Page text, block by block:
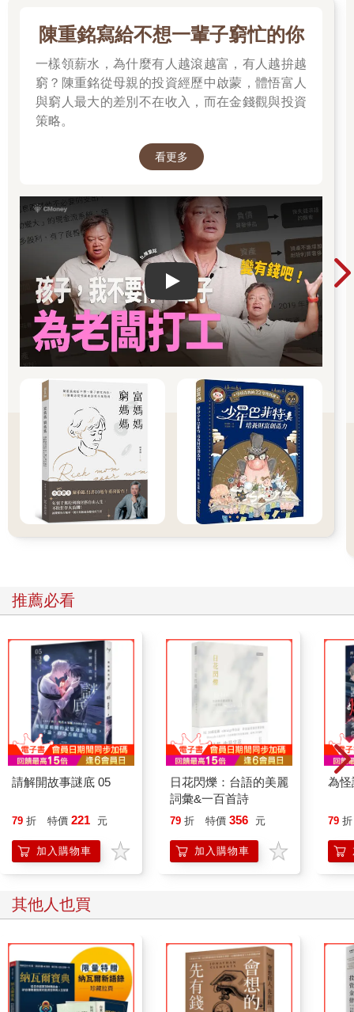
新環境。我養成了在特定環境中追求特定目標的習慣，等到目標
達成，環境已經改變，但習慣依舊。
喬根森知道他已經在他的職涯攀上新高，卻沒有重新評估自己的
機會成本，他仍然依循舊法則，沒有改採新法則。這就好比我還
在花時間撿空罐頭，明明拿那些時間和心力來撰寫部落格文章，
所幸，這個問題有解決之法，就是經常重新評估你的機會成本。
換言之，謹記饒舌歌手肥仔喬（Fat Joe）說的那句：「今日的價
price）。你以前的賺錢之道，未必適用於當下。可是，我們如何
知道自己的機會成本已經改變了呢？這跟財富階梯有何關係？
上一章，我們討論支出與財富階梯的交集時，使用了「0.01% 法
則」，這法則可以指引我們如何沿著財富階梯向上而增加支出。
但說到賺錢，標準就必須更嚴格。在第1 階（
若一個特定的收入機會能使你的淨資產至少提高1%，那就值得去
做，否則，就果斷放棄，我們把這稱為「1% 法則」（1%
Rule）。1%法則的概念來自前面提到的那篇艾瑞克．喬根森撰寫
的部落格文章，喬根森在那篇文章中也討論到我的財富階梯架
構，以及應用於你的職涯的方法。使用1% 法則，以下是你沿著財
● 第1 階：＜ 1 萬美元（約台幣30 萬元）：時薪工作：10 ∼ 100
美元（依據台灣最低薪資，時薪約台幣200 ∼ 3,000 元）
● 第2 階：1 萬∼ 10 萬美元（約台幣30 萬∼ 300 萬元）：高技能
工作：100 ∼ 1,000 美元（約台幣3,000 ∼ 3 萬元）
● 第3 階：10 萬∼ 100 萬美元（約台幣300 萬∼ 3,000 萬元）：職
業上的晉陞；副業；小額投資：1,000 ∼ 1 萬美元（約台幣3萬∼
30 萬元）
● 第4 階：100 萬∼ 1,000 萬美元（約台幣3,000 萬∼ 3 億元）：
業；大型投資：10 萬∼ 100 萬美元（約台幣300 萬∼ 3,000萬元）
● 第6 階：1 億美元以上（約台幣30 億元以上）：創建一個企
業；重大投資：100 萬美元以上（約台幣3,000 萬元以上）
你可以看到，隨著你在財富階梯上向上攀升，你拒絕的收入機會
類型會逐漸增加。若你處於第1 階，你可能會為了50 或100 美元
而考慮去接個臨時工，但等你攀升至第2 階（以及更高階）後，
就應該把重心放在更有價值的賺錢機會。
當你沿著財富階梯向上走，還會注意到的第二個變化是，你花較
少的時間在為賺錢而工作，花更多時間在讓錢為你工作。這包括
創業，就是僱用人協助累積財富；還有投資，就是用錢去賺錢。
讓我們簡要敘述在財富階梯的各階層的賺錢決策變化狀況。
從第1 階攀升至第2 階（1 萬∼ 10 萬美元）後，你的重心應該從
更努力工作轉為更聰明工作。雖然打零工和第二份工作能幫助你
脫離第1 階，卻無法幫助你突破第2 階，因此，在第2 階時，應該
性質不同，有各種方法能提升你的技能。你可以透過在工作中學
習、付費教育課程或自主進修來提升技能。一旦你具備了這些技
標準。這不是脫離第2 階的唯一途徑，但應該是對多數人可行的
方法。
在第3 階（10 萬∼ 100 萬美元）的收入成長，更取決於職業上的
晉陞、經營副業，以及你的個人投資。在這階段，你的每個決策
陳重銘寫給不想一輩子窮忙的你
一樣領薪水，為什麼有人越滾越富，有人越拚越
窮？陳重銘從母親的投資經歷中啟蒙，體悟富人
與窮人最大的差別不在收入，而在金錢觀與投資
策略。
看更多
Play video
推薦必看
請解開故事謎底 05
79 折 特價 221 元
加入購物車
日花閃爍：台語的美麗
詞彙&一百首詩
79 折 特價 356 元
加入購物車
為怪
79 折
其他人也買